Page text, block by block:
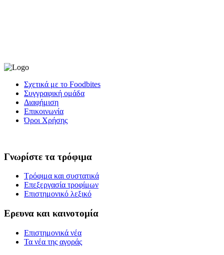
Σχετικά με το Foodbites
Συγγραφική ομάδα
Διαφήμιση
Επικοινωνία
Όροι Χρήσης
Γνωρίστε τα τρόφιμα
Τρόφιμα και συστατικά
Επεξεργασία τροφίμων
Επιστημονικό λεξικό
Ερευνα και καινοτομία
Επιστημονικά νέα
Τα νέα της αγοράς